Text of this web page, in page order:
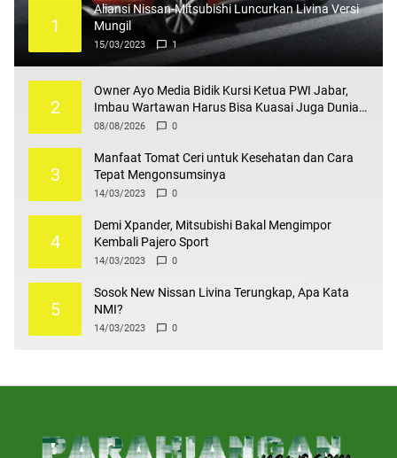
1
Aliansi Nissan-Mitsubishi Luncurkan Livina Versi
Mungil
15/03/2023 1
2
Owner Ayo Media Bidik Kursi Ketua PWI Jabar,
Imbau Wartawan Harus Bisa Kuasai Juga Dunia
Enterpreneur
08/08/2026 0
3
Manfaat Tomat Ceri untuk Kesehatan dan Cara
Tepat Mengonsumsinya
14/03/2023 0
4
Demi Xpander, Mitsubishi Bakal Mengimpor
Kembali Pajero Sport
14/03/2023 0
5
Sosok New Nissan Livina Terungkap, Apa Kata
NMI?
14/03/2023 0